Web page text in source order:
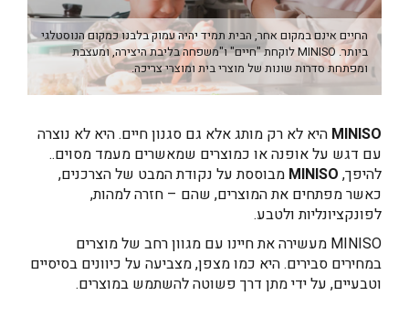
דיגיטל
הום אקססוריז
הלבשה תחתונה
טקסטיל לבית
מטבח
מסיבות וימי הולדת
משחקים
נסיעות
החיים אינם במקום אחר, הבית תמיד יהיה עמוק בלבנו כמקום הנוסטלגי
ביותר. MINISO לוקחת "חיים" ו"משפחה בליבת היצירה, ומעצבת
ומפתחת סדרות שונות של מוצרי בית ומוצרי צריכה.
MINISO היא לא רק מותג אלא גם סגנון חיים. היא לא נוצרה
עם דגש על אופנה או כמוצרים שמאשרים מעמד מסוים..
להיפך, MINISO מבוססת על נקודת המבט של הצרכנים,
כאשר מפתחים את המוצרים, שהם – חזרה למהות,
לפונקציונליות ולטבע.
MINISO מעשירה את חיינו עם מגוון רחב של מוצרים
במחירים סבירים. היא כמו מצפן, מצביעה על כיוונים בסיסיים
וטבעיים, על ידי מתן דרך פשוטה להשתמש במוצרים.